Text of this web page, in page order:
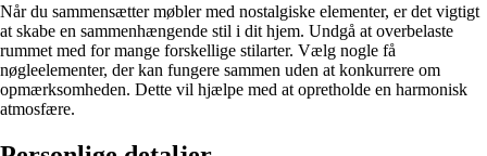
Når du sammensætter møbler med nostalgiske elementer, er det vigtigt
at skabe en sammenhængende stil i dit hjem. Undgå at overbelaste
rummet med for mange forskellige stilarter. Vælg nogle få
nøgleelementer, der kan fungere sammen uden at konkurrere om
opmærksomheden. Dette vil hjælpe med at opretholde en harmonisk
atmosfære.